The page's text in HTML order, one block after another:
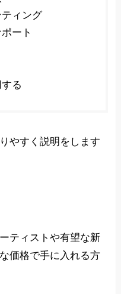
ィング
ート
る
やすく説明をします
ティストや有望な新
価格で手に入れる方